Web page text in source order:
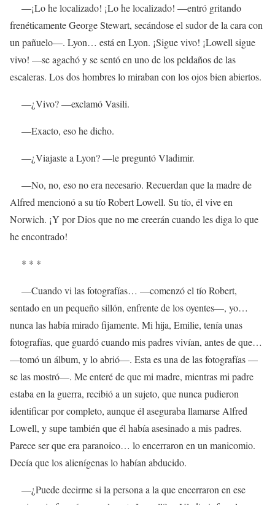
—¡Lo he localizado! ¡Lo he localizado! —entró gritando
frenéticamente George Stewart, secándose el sudor de la cara con
un pañuelo—. Lyon… está en Lyon. ¡Sigue vivo! ¡Lowell sigue
vivo! —se agachó y se sentó en uno de los peldaños de las
escaleras. Los dos hombres lo miraban con los ojos bien abiertos.
—¿Vivo? —exclamó Vasili.
—Exacto, eso he dicho.
—¿Viajaste a Lyon? —le preguntó Vladimir.
—No, no, eso no era necesario. Recuerdan que la madre de
Alfred mencionó a su tío Robert Lowell. Su tío, él vive en
Norwich. ¡Y por Dios que no me creerán cuando les diga lo que
he encontrado!
* * *
—Cuando vi las fotografías… —comenzó el tío Robert,
sentado en un pequeño sillón, enfrente de los oyentes—, yo…
nunca las había mirado fijamente. Mi hija, Emilie, tenía unas
fotografías, que guardó cuando mis padres vivían, antes de que…
—tomó un álbum, y lo abrió—. Esta es una de las fotografías —
se las mostró—. Me enteré de que mi madre, mientras mi padre
estaba en la guerra, recibió a un sujeto, que nunca pudieron
identificar por completo, aunque él aseguraba llamarse Alfred
Lowell, y supe también que él había asesinado a mis padres.
Parece ser que era paranoico… lo encerraron en un manicomio.
Decía que los alienígenas lo habían abducido.
—¿Puede decirme si la persona a la que encerraron en ese